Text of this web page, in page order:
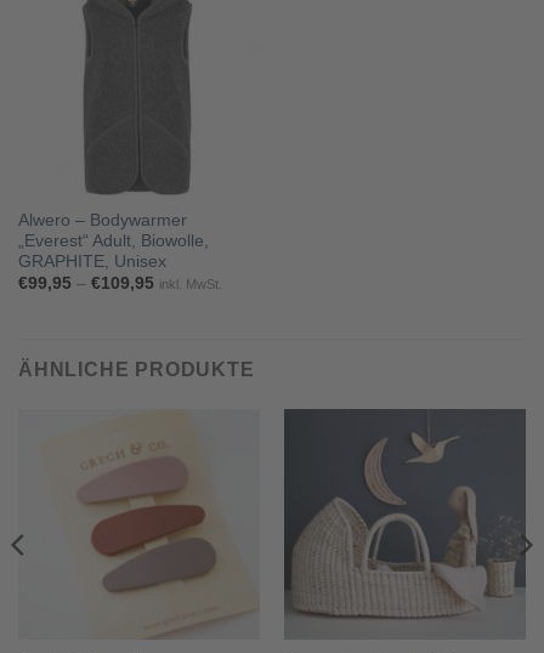
Alwero – Bodywarmer
„Everest“ Adult, Biowolle,
GRAPHITE, Unisex
€99,95 – €109,95Preisspanne:
inkl. MwSt.
ÄHNLICHE PRODUKTE